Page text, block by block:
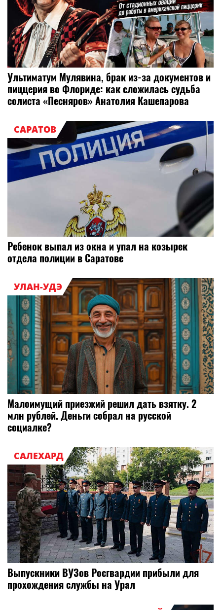
Ультиматум Мулявина, брак из-за документов и
пиццерия во Флориде: как сложилась судьба
солиста «Песняров» Анатолия Кашепарова
САРАТОВ
Ребенок выпал из окна и упал на козырек
отдела полиции в Саратове
УЛАН-УДЭ
Малоимущий приезжий решил дать взятку. 2
млн рублей. Деньги собрал на русской
социалке?
САЛЕХАРД
Выпускники ВУЗов Росгвардии прибыли для
прохождения службы на Урал